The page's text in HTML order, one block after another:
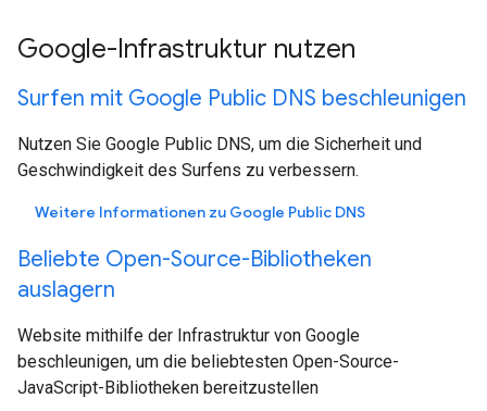
Google-Infrastruktur nutzen
Surfen mit Google Public DNS beschleunigen
Nutzen Sie Google Public DNS, um die Sicherheit und
Geschwindigkeit des Surfens zu verbessern.
Weitere Informationen zu Google Public DNS
Beliebte Open-Source-Bibliotheken
auslagern
Website mithilfe der Infrastruktur von Google
beschleunigen, um die beliebtesten Open-Source-
JavaScript-Bibliotheken bereitzustellen